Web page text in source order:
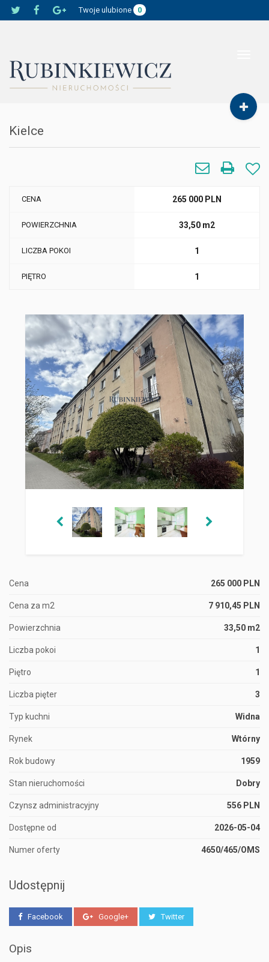
Twoje ulubione 0
Kielce
CENA 265 000 PLN
POWIERZCHNIA 33,50 m2
LICZBA POKOI 1
PIĘTRO 1
Cena 265 000 PLN
Cena za m2 7 910,45 PLN
Powierzchnia 33,50 m2
Liczba pokoi 1
Piętro 1
Liczba pięter 3
Typ kuchni Widna
Rynek Wtórny
Rok budowy 1959
Stan nieruchomości Dobry
Czynsz administracyjny 556 PLN
Dostępne od 2026-05-04
Numer oferty 4650/465/OMS
Udostępnij
Facebook Google+ Twitter
Opis